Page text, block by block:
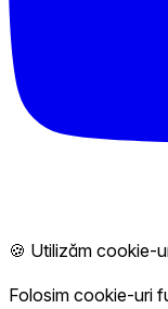
🍪 Utilizăm cookie-
Folosim cookie-uri